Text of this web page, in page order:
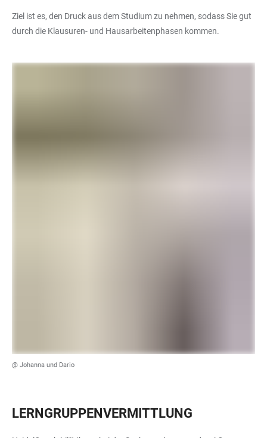
Ziel ist es, den Druck aus dem Studium zu nehmen, sodass Sie gut
durch die Klausuren- und Hausarbeitenphasen kommen.
@ Johanna und Dario
LERNGRUPPENVERMITTLUNG